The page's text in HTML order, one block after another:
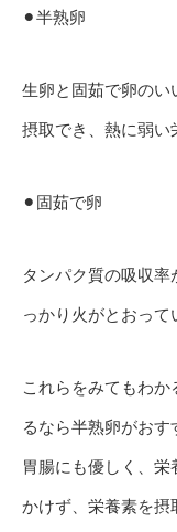
⚫︎半熟卵
生卵と固茹で卵のい
摂取でき、熱に弱い
⚫︎固茹で卵
タンパク質の吸収
っかり火がとおって
これらをみてもわ
るなら半熟卵がおす
胃腸にも優しく、
かけず、栄養素を摂